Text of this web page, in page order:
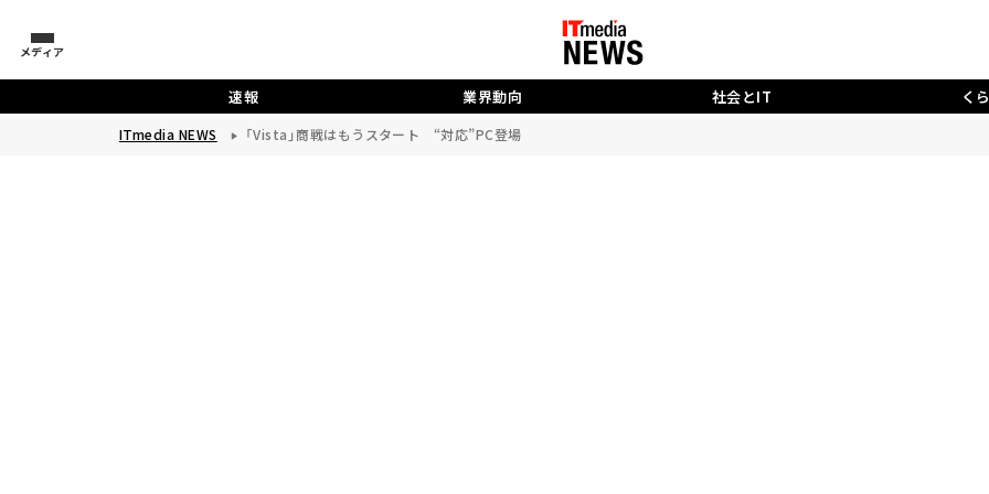
メディア
速報 業界動向 社会とIT く
ITmedia NEWS 「Vista」商戦はもうスタート “対応”PC登場